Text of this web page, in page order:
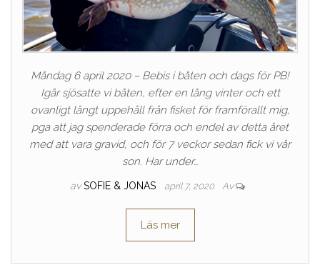
Måndag 6 april 2020 – Bebis i båten och dags för PB!
Igår sjösatte vi båten, efter en lång vinter och ett
ovanligt långt uppehåll från fisket för framförallt mig,
pga att jag spenderade förra och endel av detta året
med att vara gravid, och för 7 veckor sedan fick vi vår
son. Har under…
av SOFIE & JONAS april 7, 2020 Av
Läs mer